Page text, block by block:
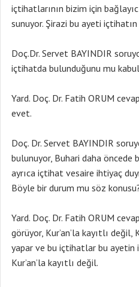
içtihatlarının bizim için
sunuyor. Şirazi bu ayeti
Doç.Dr. Servet BAYINDIR
içtihatda bulunduğunu mu
Yard. Doç. Dr. Fatih ORUM
evet.
Doç. Dr. Servet BAYINDIR
bulunuyor, Buhari daha öncede
ayrıca içtihat vesaire ihtiyaç
Böyle bir durum mu söz
Yard. Doç. Dr. Fatih ORUM
görüyor, Kur’an’la kayıtlı değil,
yapar ve bu içtihatlar bu ayetin
Kur’an’la kayıtlı değil.